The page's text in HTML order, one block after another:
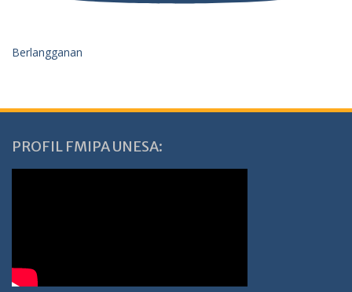
Berlangganan
PROFIL FMIPA UNESA: